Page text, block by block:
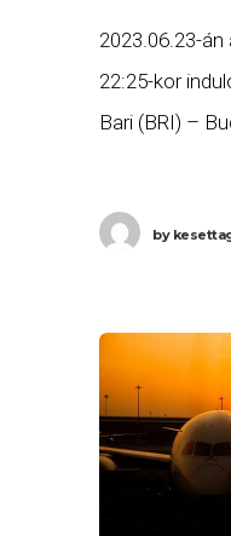
2023.06.23-
22:25-kor
Bari (BRI) –
járattörlés
by